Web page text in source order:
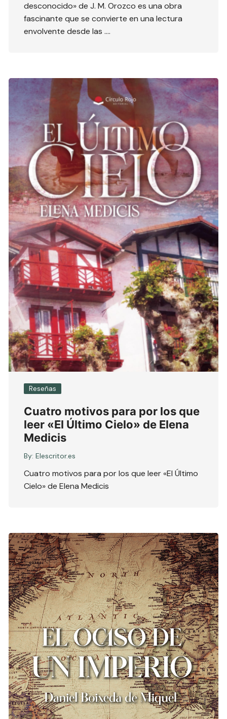
desconocido» de J. M. Orozco es una obra
fascinante que se convierte en una lectura
envolvente desde las ….
Reseñas
Cuatro motivos para por los que
leer «El Último Cielo» de Elena
Medicis
By: Elescritor.es
Cuatro motivos para por los que leer «El Último
Cielo» de Elena Medicis